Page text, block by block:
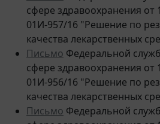
01И-957/16 "Решение по
качества лекарственных
ПисьмоФедеральной
сфере здравоохранения от
01И-956/16 "Решение по
качества лекарственных
ПисьмоФедеральной
сфере здравоохранения от